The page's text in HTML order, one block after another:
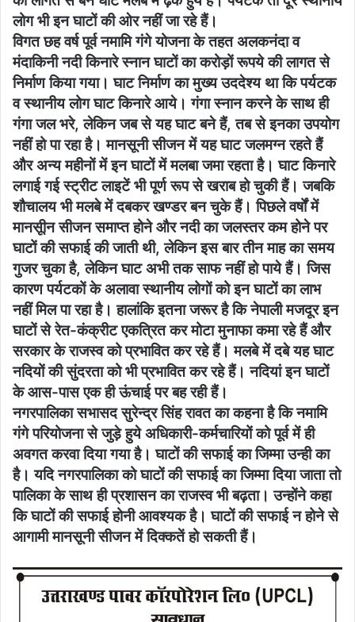
लोग भी इन घाटों की ओर नहीं जा रहे हैं।
विगत छह वर्ष पूर्व नमामि गंगे योजना के तहत अलकनंदा व
मंदाकिनी नदी किनारे स्नान घाटों का करोड़ों रूपये की लागत से
निर्माण किया गया। घाट निर्माण का मुख्य उददेश्य था कि पर्यटक
व स्थानीय लोग घाट किनारे आये। गंगा स्नान करने के साथ ही
गंगा जल भरे, लेकिन जब से यह घाट बने हैं, तब से इनका उपयोग
नहीं हो पा रहा है। मानसूनी सीजन में यह घाट जलमग्न रहते हैं
और अन्य महीनों में इन घाटों में मलबा जमा रहता है। घाट किनारे
लगाई गई स्ट्रीट लाइटें भी पूर्ण रूप से खराब हो चुकी हैं। जबकि
शौचालय भी मलबे में दबकर खण्डर बन चुके हैं। पिछले वर्षों में
मानसूीन सीजन समाप्त होने और नदी का जलस्तर कम होने पर
घाटों की सफाई की जाती थी, लेकिन इस बार तीन माह का समय
गुजर चुका है, लेकिन घाट अभी तक साफ नहीं हो पाये हैं। जिस
कारण पर्यटकों के अलावा स्थानीय लोगों को इन घाटों का लाभ
नहीं मिल पा रहा है। हालांकि इतना जरूर है कि नेपाली मजदूर इन
घाटों से रेत-कंक्रीट एकत्रित कर मोटा मुनाफा कमा रहे हैं और
सरकार के राजस्व को प्रभावित कर रहे हैं। मलबे में दबे यह घाट
नदियों की सुंदरता को भी प्रभावित कर रहे हैं। नदियां इन घाटों
के आस-पास एक ही ऊंचाई पर बह रही हैं।
नगरपालिका सभासद सुरेन्द्र सिंह रावत का कहना है कि नमामि
गंगे परियोजना से जुड़े हुये अधिकारी-कर्मचारियों को पूर्व में ही
अवगत करवा दिया गया है। घाटों की सफाई का जिम्मा उन्ही का
है। यदि नगरपालिका को घाटों की सफाई का जिम्मा दिया जाता तो
पालिका के साथ ही प्रशासन का राजस्व भी बढ़ता। उन्होंने कहा
कि घाटों की सफाई होनी आवश्यक है। घाटों की सफाई न होने से
आगामी मानसूनी सीजन में दिक्कतें हो सकती हैं।